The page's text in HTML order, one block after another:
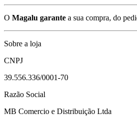
O Magalu garante a sua compra, do
Sobre a loja
CNPJ
39.556.336/0001-70
Razão Social
MB Comercio e Distribuição Ltda